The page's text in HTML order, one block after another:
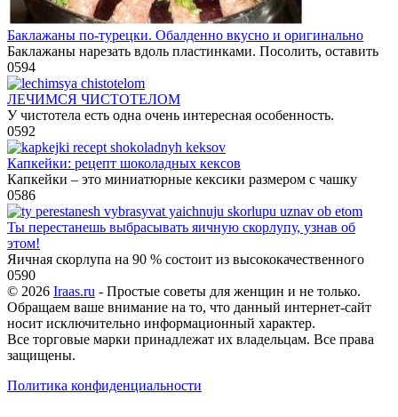
Баклажаны по-турецки. Обалденно вкусно и оригинально
Баклажаны нарезать вдоль пластинками. Посолить, оставить
0594
ЛЕЧИМСЯ ЧИСТОТЕЛОМ
У чистотела есть одна очень интересная особенность.
0592
Капкейки: рецепт шоколадных кексов
Капкейки – это миниатюрные кексики размером с чашку
0586
Ты перестанешь выбрасывать яичную скорлупу, узнав об
этом!
Яичная скорлупа на 90 % состоит из высококачественного
0590
© 2026 Iraas.ru - Простые советы для женщин и не только.
Обращаем ваше внимание на то, что данный интернет-сайт
носит исключительно информационный характер.
Все торговые марки принадлежат их владельцам. Все права
защищены.
Политика конфиденциальности